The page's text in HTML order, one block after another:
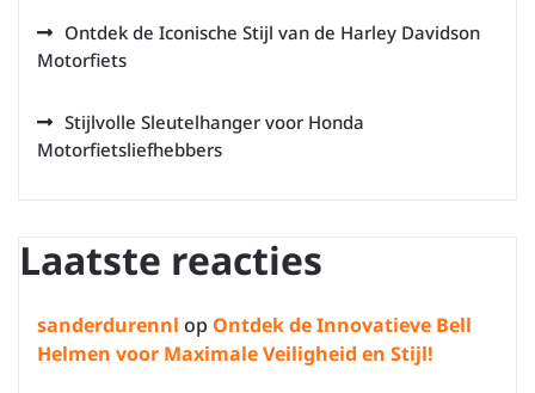
Ontdek de Iconische Stijl van de Harley Davidson
Motorfiets
Stijlvolle Sleutelhanger voor Honda
Motorfietsliefhebbers
Laatste reacties
sanderdurennl op Ontdek de Innovatieve Bell
Helmen voor Maximale Veiligheid en Stijl!